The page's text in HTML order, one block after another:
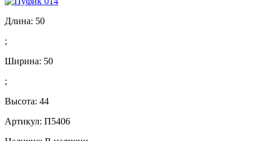
Длина: 50
;
Ширина: 50
;
Высота: 44
Артикул: П5406